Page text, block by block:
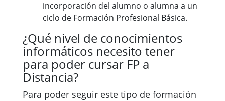
incorporación del alumno o alumna a un
ciclo de Formación Profesional Básica.
¿Qué nivel de conocimientos
informáticos necesito tener
para poder cursar FP a
Distancia?
Para poder seguir este tipo de formación